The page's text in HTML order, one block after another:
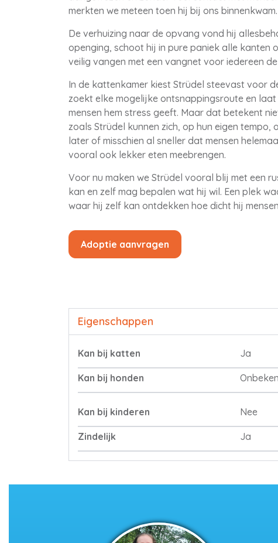
merkten we meteen toen hij bij ons binnenkwam.
De verhuizing naar de opvang vond hij
openging, schoot hij in pure paniek alle kanten
veilig vangen met een vangnet voor iedereen
In de kattenkamer kiest Strüdel steevast voor
zoekt elke mogelijke ontsnappingsroute en
mensen hem stress geeft. Maar dat betekent
zoals Strüdel kunnen zich, op hun eigen tempo,
later of misschien al sneller dat mensen
vooral ook lekker eten meebrengen.
Voor nu maken we Strüdel vooral blij met een
kan en zelf mag bepalen wat hij wil. Een plek
waar hij zelf kan ontdekken hoe dicht hij
Adoptie aanvragen
Eigenschappen
Kan bij katten Ja
Kan bij honden
Kan bij kinderen
Nee
Zindelijk Ja